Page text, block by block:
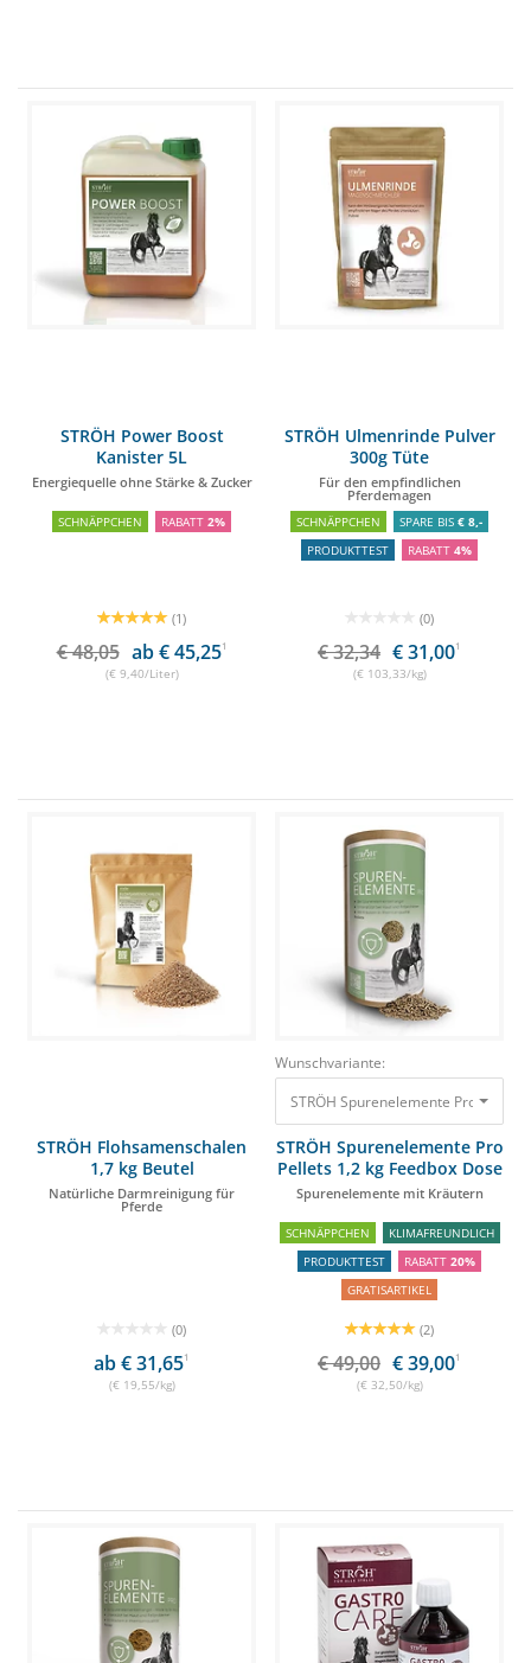
STRÖH Power Boost
Kanister 5L
Energiequelle ohne Stärke & Zucker
SCHNÄPPCHEN RABATT 2%
(1)
€ 48,05 ab € 45,251
(€ 9,40/Liter)
STRÖH Ulmenrinde Pulver
300g Tüte
Für den empfindlichen
Pferdemagen
SCHNÄPPCHEN SPARE BIS € 8,-
PRODUKTTEST
RABATT 4%
(0)
€ 32,34 € 31,001
(€ 103,33/kg)
STRÖH Flohsamenschalen
1,7 kg Beutel
Natürliche Darmreinigung für
Pferde
(0)
ab € 31,651
(€ 19,55/kg)
Wunschvariante:
STRÖH Spurenelemente Pro
STRÖH Spurenelemente Pro
Pellets 1,2 kg Feedbox Dose
Spurenelemente mit Kräutern
SCHNÄPPCHEN
KLIMAFREUNDLICH
PRODUKTTEST
RABATT 20%
GRATISARTIKEL
(2)
€ 49,00 € 39,001
(€ 32,50/kg)